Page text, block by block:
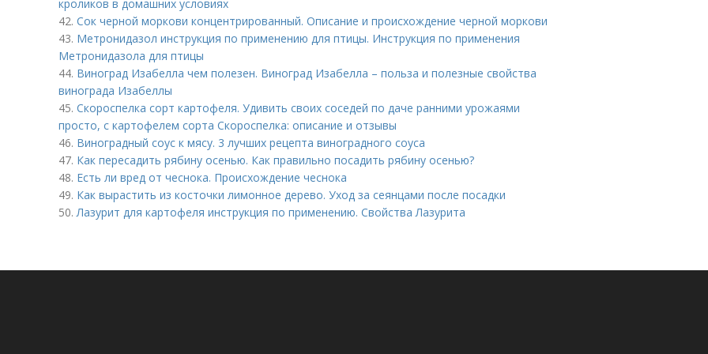
кроликов в домашних условиях
42. Сок черной моркови концентрированный. Описание и происхождение черной моркови
43. Метронидазол инструкция по применению для птицы. Инструкция по применения
Метронидазола для птицы
44. Виноград Изабелла чем полезен. Виноград Изабелла – польза и полезные свойства
винограда Изабеллы
45. Скороспелка сорт картофеля. Удивить своих соседей по даче ранними урожаями
просто, с картофелем сорта Скороспелка: описание и отзывы
46. Виноградный соус к мясу. 3 лучших рецепта виноградного соуса
47. Как пересадить рябину осенью. Как правильно посадить рябину осенью?
48. Есть ли вред от чеснока. Происхождение чеснока
49. Как вырастить из косточки лимонное дерево. Уход за сеянцами после посадки
50.Лазурит для картофеля инструкция по применению. Свойства Лазурита